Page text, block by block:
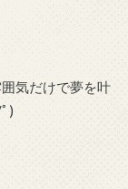
気だけで夢を叶
)